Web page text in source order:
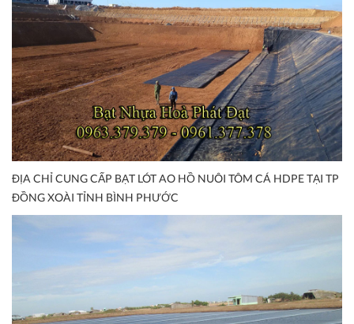
ĐỊA CHỈ CUNG CẤP BẠT LÓT AO HỒ NUÔI TÔM CÁ HDPE TẠI TP
ĐỒNG XOÀI TỈNH BÌNH PHƯỚC